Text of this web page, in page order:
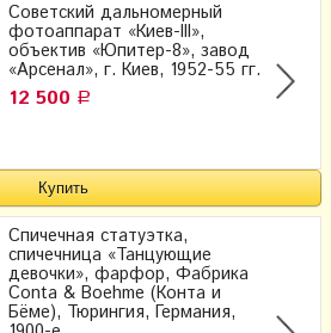
Советский дальномерный
фотоаппарат «Киев-III»,
объектив «Юпитер-8», завод
«Арсенал», г. Киев, 1952-55 гг.
12 500 Р
Спичечная статуэтка,
спичечница «Танцующие
девочки», фарфор, Фабрика
Conta & Boehme (Конта и
Бёме), Тюрингия, Германия,